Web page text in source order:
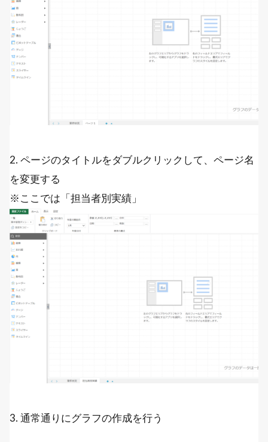
2. ページのタイトルをダブルクリックして、ページ名
を変更する
※ここでは「担当者別実績」
3. 通常通りにグラフの作成を行う